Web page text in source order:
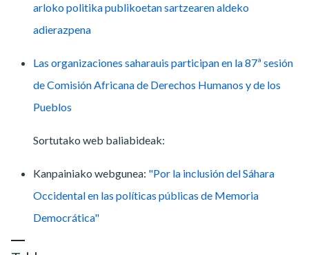
arloko politika publikoetan sartzearen aldeko
adierazpena
Las organizaciones saharauis participan en la 87ª sesión
de Comisión Africana de Derechos Humanos y de los
Pueblos
Sortutako web baliabideak:
Kanpainiako webgunea: "Por la inclusión del Sáhara
Occidental en las políticas públicas de Memoria
Democrática"